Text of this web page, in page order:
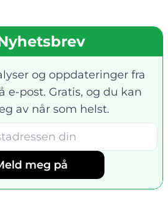
og oppdateringer fra
e-post. Gratis, og du kan
av når som helst.
meg på